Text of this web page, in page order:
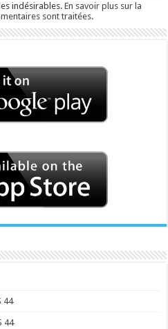
indésirables.En savoir plus sur la
sont traitées.
44
44